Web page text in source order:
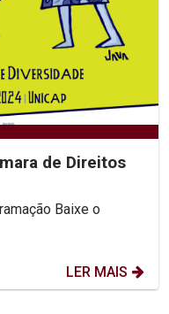
de Direitos
LER MAIS